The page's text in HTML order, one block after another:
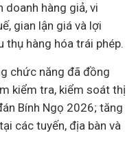
doanh hàng giả, vi
gian lận giá và lợi
hàng hóa trái phép.
chức năng đã đồng
kiểm tra, kiểm soát thị
Bính Ngọ 2026; tăng
các tuyến, địa bàn và